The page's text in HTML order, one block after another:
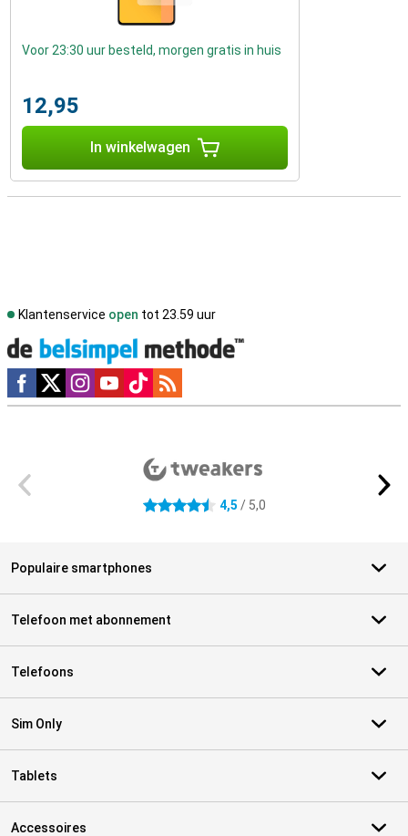
Voor 23:30 uur besteld, morgen gratis in huis
12,95
In winkelwagen
Klantenservice open tot 23.59 uur
Social media
4.5 sterren 4,5 / 5,0
Populaire smartphones
Telefoon met abonnement
Telefoons
Sim Only
Tablets
Accessoires